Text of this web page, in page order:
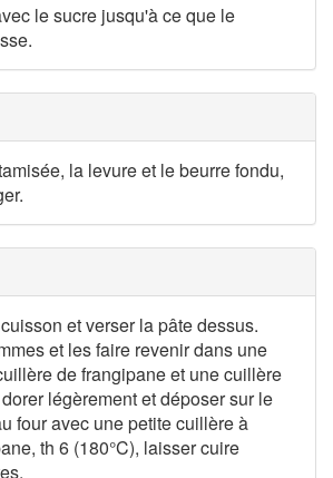
le sucre jusqu'à ce que le
la levure et le beurre fondu,
et verser la pâte dessus.
et les faire revenir dans une
de frangipane et une cuillère
légèrement et déposer sur le
four avec une petite cuillère à
th 6 (180°C), laisser cuire